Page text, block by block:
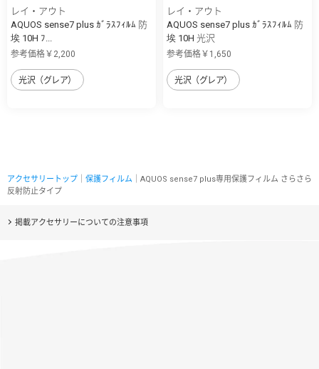
レイ・アウト
AQUOS sense7 plus ｶﾞﾗｽﾌｨﾙﾑ 防
埃 10H ﾌ...
参考価格￥2,200
光沢（グレア）
レイ・アウト
AQUOS sense7 plus ｶﾞﾗｽﾌｨﾙﾑ 防
埃 10H 光沢
参考価格￥1,650
光沢（グレア）
アクセサリートップ 保護フィルム ｜AQUOS sense7 plus専用保護フィルム さらさら
反射防止タイプ
掲載アクセサリーについての注意事項